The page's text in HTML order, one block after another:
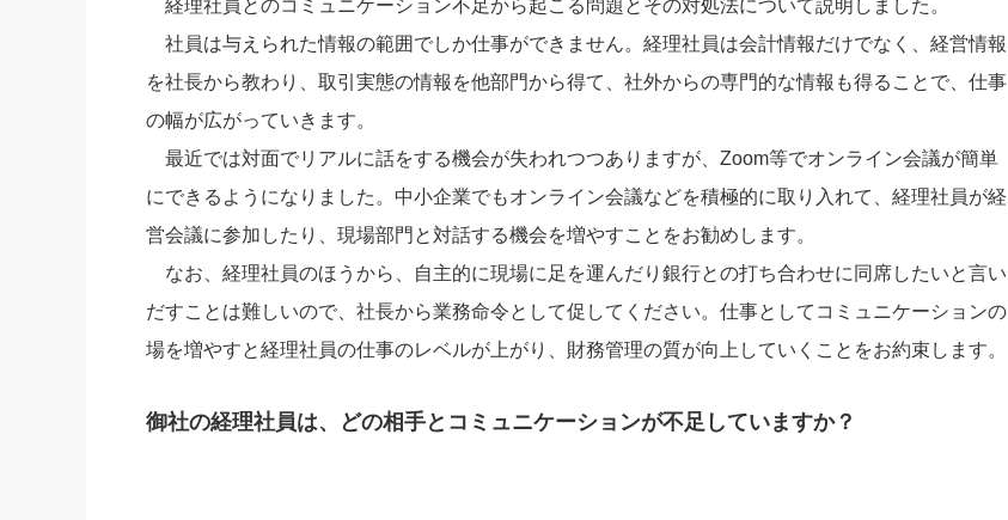
経理社員とのコミュニケーション不足から起こる問題とその対処法について説明しました。
社員は与えられた情報の範囲でしか仕事ができません。経理社員は会計情報だけでなく、経営情報
を社長から教わり、取引実態の情報を他部門から得て、社外からの専門的な情報も得ることで、仕事
の幅が広がっていきます。
最近では対面でリアルに話をする機会が失われつつありますが、Zoom等でオンライン会議が簡単
にできるようになりました。中小企業でもオンライン会議などを積極的に取り入れて、経理社員が経
営会議に参加したり、現場部門と対話する機会を増やすことをお勧めします。
なお、経理社員のほうから、自主的に現場に足を運んだり銀行との打ち合わせに同席したいと言い
だすことは難しいので、社長から業務命令として促してください。仕事としてコミュニケーションの
場を増やすと経理社員の仕事のレベルが上がり、財務管理の質が向上していくことをお約束します。
御社の経理社員は、どの相手とコミュニケーションが不足していますか？